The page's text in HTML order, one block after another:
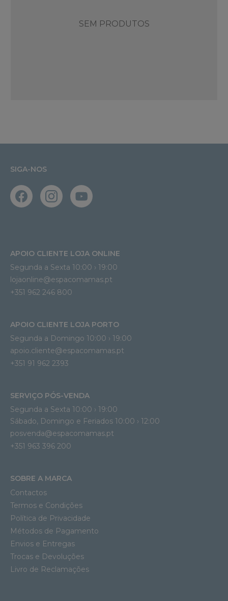
SEM PRODUTOS
SIGA-NOS
APOIO CLIENTE LOJA ONLINE
Segunda a Sexta 10:00 › 19:00
lojaonline@espacomamas.pt
+351 962 246 800
APOIO CLIENTE LOJA PORTO
Segunda a Domingo 10:00 › 19:00
apoio.cliente@espacomamas.pt
+351 91 962 2393
SERVIÇO PÓS-VENDA
Segunda a Sexta 10:00 › 19:00
Sábado, Domingo e Feriados 10:00 › 12:00
posvenda@espacomamas.pt
+351 963 396 200
SOBRE A MARCA
Contactos
Termos e Condições
Política de Privacidade
Métodos de Pagamento
Envios e Entregas
Trocas e Devoluções
Livro de Reclamações